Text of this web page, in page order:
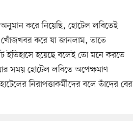
করে নিয়েছি, হোটেল লবিতেই
খোঁজখবর করে যা জানলাম, তাতে
ইতিহাসে হয়েছে বলেই তো মনে করতে
সময় হোটেল লবিতে অপেক্ষমাণ
নিরাপত্তাকর্মীদের বলে তাঁদের বের